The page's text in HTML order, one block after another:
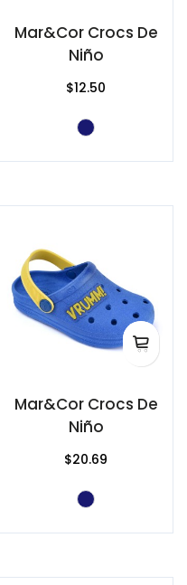
Mar&Cor Crocs De
Niño
$12.50
Mar&Cor Crocs De
Niño
$20.69